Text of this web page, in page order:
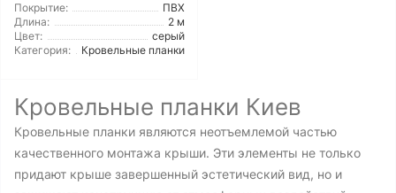
Покрытие:
ПВХ
Длина:
2 м
Цвет:
серый
Категория:
Кровельные планки
Кровельные планки Киев
Кровельные планки являются неотъемлемой частью
качественного монтажа крыши. Эти элементы не только
придают крыше завершенный эстетический вид, но и